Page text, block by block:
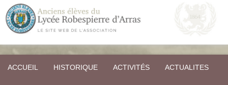
ACCUEIL HISTORIQUE ACTIVITÉS ACTUALITES